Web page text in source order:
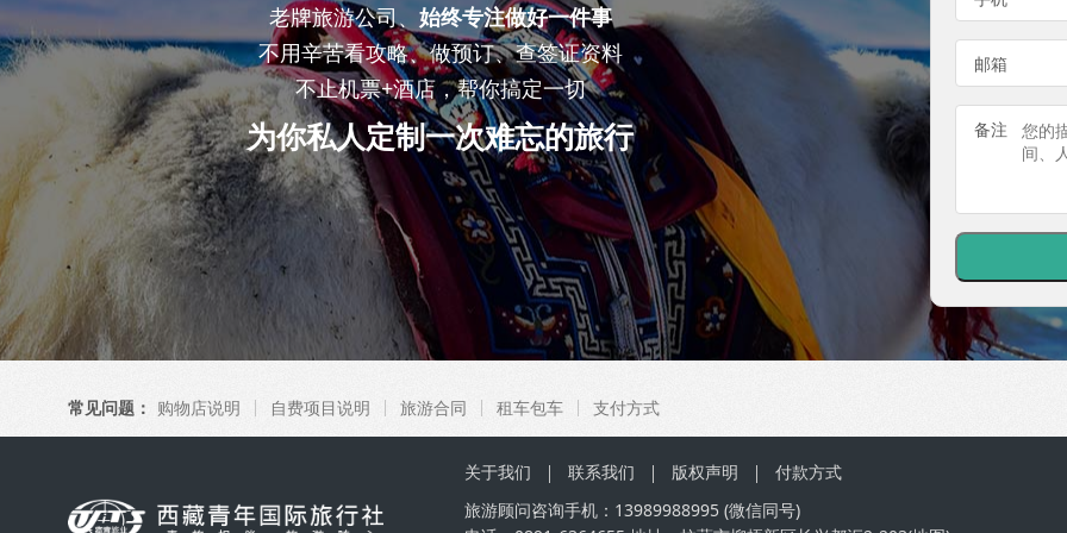
老牌旅游公司、始终专注做好一件事
不用辛苦看攻略、做预订、查签证资料
不止机票+酒店，帮你搞定一切
为你私人定制一次难忘的旅行
邮箱
备注
常见问题： 购物店说明 自费项目说明 旅游合同 租车包车 支付方式
关于我们 联系我们 版权声明
付款方式
旅游顾问咨询手机： 13989988995(微信同号)